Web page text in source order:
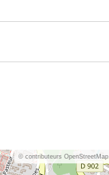
© contributeurs OpenStreetMap